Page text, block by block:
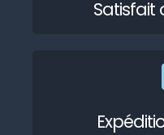
Satisfait